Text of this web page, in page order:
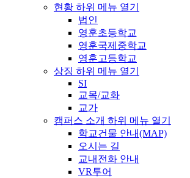
현황 하위 메뉴 열기
법인
영훈초등학교
영훈국제중학교
영훈고등학교
상징 하위 메뉴 열기
SI
교목/교화
교가
캠퍼스 소개 하위 메뉴 열기
학교건물 안내(MAP)
오시는 길
교내전화 안내
VR투어